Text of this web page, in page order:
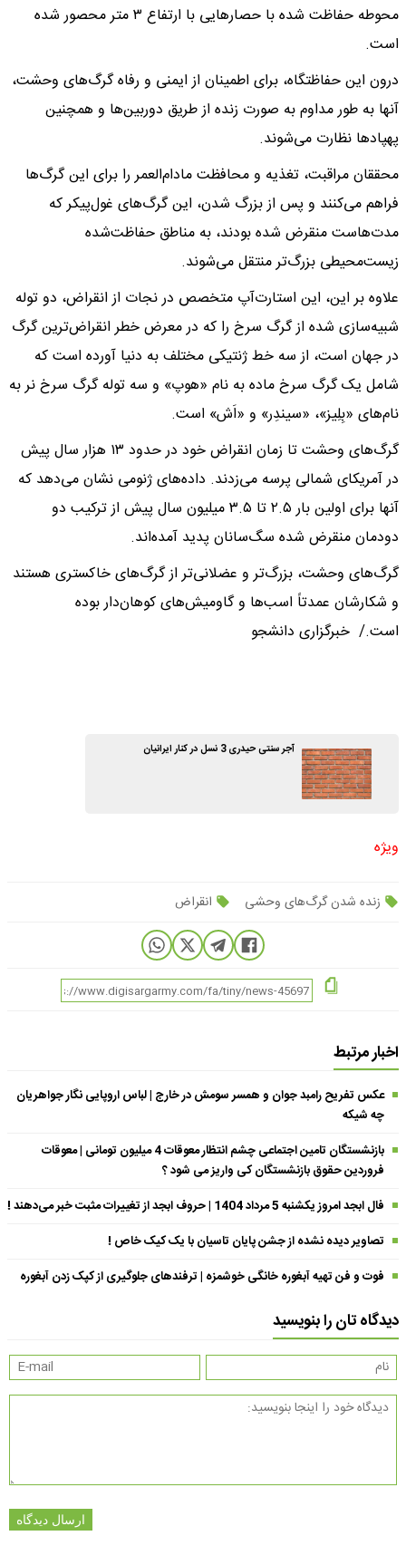
محوطه حفاظت شده با حصار‌هایی با ارتفاع ۳ متر محصور شده
است.
درون این حفاظتگاه، برای اطمینان از ایمنی و رفاه گرگ‌های وحشت،
آنها به طور مداوم به صورت زنده از طریق دوربین‌ها و همچنین
پهپاد‌ها نظارت می‌شوند.
محققان مراقبت، تغذیه و محافظت مادام‌العمر را برای این گرگ‌ها
فراهم می‌کنند و پس از بزرگ شدن، این گرگ‌های غول‌پیکر که
مدت‌هاست منقرض شده بودند، به مناطق حفاظت‌شده
زیست‌محیطی بزرگ‌تر منتقل می‌شوند.
علاوه بر این، این استارت‌آپ متخصص در نجات از انقراض، دو توله
شبیه‌سازی شده از گرگ سرخ را که در معرض خطر انقراض‌ترین گرگ
در جهان است، از سه خط ژنتیکی مختلف به دنیا آورده است که
شامل یک گرگ سرخ ماده به نام «هوپ» و سه توله گرگ سرخ نر به
نام‌های «بِلِیز»، «سیندِر» و «اَش» است.
گرگ‌های وحشت تا زمان انقراض خود در حدود ۱۳ هزار سال پیش
در آمریکای شمالی پرسه می‌زدند. داده‌های ژنومی نشان می‌دهد که
آنها برای اولین بار ۲.۵ تا ۳.۵ میلیون سال پیش از ترکیب دو
دودمان منقرض شده سگ‌سانان پدید آمده‌اند.
گرگ‌های وحشت، بزرگ‌تر و عضلانی‌تر از گرگ‌های خاکستری هستند
و شکارشان عمدتاً اسب‌ها و گاومیش‌های کوهان‌دار بوده
است./ خبرگزاری دانشجو
آجر سنتی حیدری 3 نسل در کنار ایرانیان
ویژه
زنده شدن گرگ‌های وحشی انقراض
اخبار مرتبط
عکس تفریح رامبد جوان و همسر سومش در خارج | لباس اروپایی نگار جواهریان
چه شیکه
بازنشستگان تامین اجتماعی چشم انتظار معوقات 4 میلیون تومانی | معوقات
فروردین حقوق بازنشستگان کی واریز می شود ؟
فال ابجد امروز یکشنبه 5 مرداد 1404 | حروف ابجد از تغییرات مثبت خبر می‌دهند !
تصاویر دیده نشده از جشن پایان تاسیان با یک کیک خاص !
فوت و فن تهیه آبغوره خانگی خوشمزه | ترفندهای جلوگیری از کپک زدن آبغوره
دیدگاه تان را بنویسید
ارسال دیدگاه